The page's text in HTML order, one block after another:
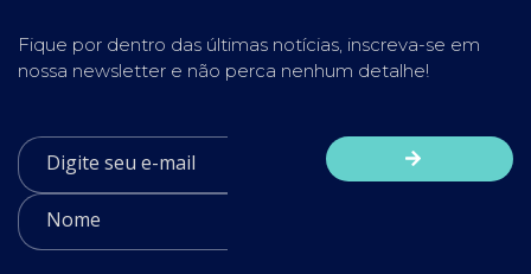
Fique por dentro das últimas notícias, inscreva-se em
nossa newsletter e não perca nenhum detalhe!